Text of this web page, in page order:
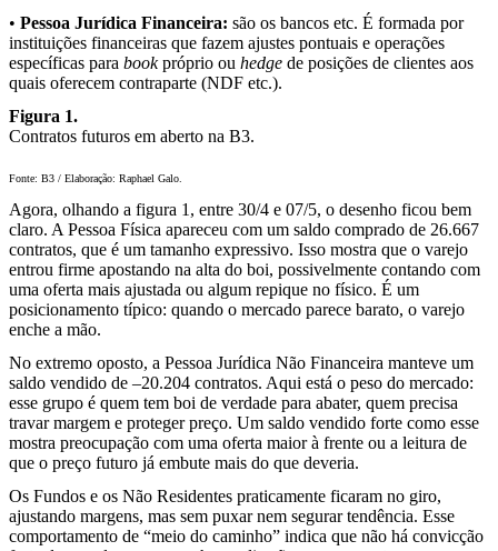
• Pessoa Jurídica Financeira: são os bancos etc. É formada por
instituições financeiras que fazem ajustes pontuais e operações
específicas para bookpróprio ou hedge de posições de clientes aos
quais oferecem contraparte (NDF etc.).
Figura 1.
Contratos futuros em aberto na B3.
Fonte: B3 / Elaboração: Raphael Galo.
Agora, olhando a figura 1, entre 30/4 e 07/5, o desenho ficou bem
claro. A Pessoa Física apareceu com um saldo comprado de 26.667
contratos, que é um tamanho expressivo. Isso mostra que o varejo
entrou firme apostando na alta do boi, possivelmente contando com
uma oferta mais ajustada ou algum repique no físico. É um
posicionamento típico: quando o mercado parece barato, o varejo
enche a mão.
No extremo oposto, a Pessoa Jurídica Não Financeira manteve um
saldo vendido de –20.204 contratos. Aqui está o peso do mercado:
esse grupo é quem tem boi de verdade para abater, quem precisa
travar margem e proteger preço. Um saldo vendido forte como esse
mostra preocupação com uma oferta maior à frente ou a leitura de
que o preço futuro já embute mais do que deveria.
Os Fundos e os Não Residentes praticamente ficaram no giro,
ajustando margens, mas sem puxar nem segurar tendência. Esse
comportamento de “meio do caminho” indica que não há convicção